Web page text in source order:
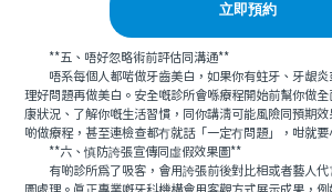
立即預約
**五、唔好忽略術前評估同溝通**
唔系每個人都啱做牙齒美白，如果你有蛀牙、牙龈炎
理好問題再做美白。安全嘅診所會喺療程開始前幫你做
康狀況、了解你嘅生活習慣，同你講清可能風險同預期
啲做療程，甚至連檢查都冇就話「一定冇問題」，咁就要
**六、慎防誇張宣傳同虛假效果圖**
有啲診所爲了吸客，會用誇張前後對比相或者藝人代